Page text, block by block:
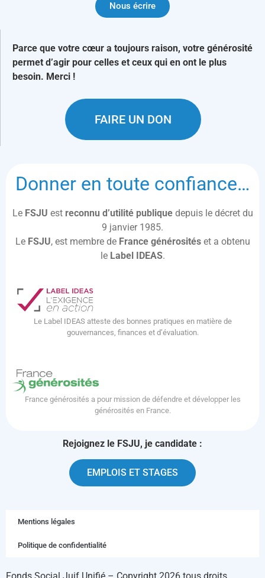
Nous écrire
Parce que votre cœur a toujours raison, votre générosité
permet d’agir pour celles et ceux qui en ont le plus
besoin. Merci !
FAIRE UN DON
Donner en toute confiance…
Le FSJU est reconnu d’utilité publique depuis le décret du
9 janvier 1985.
Le FSJU, est membre de France générositéset a obtenu
le Label IDEAS.
Le Label IDEAS atteste des bonnes pratiques en matière de
gouvernances, finances et d’évaluation.
France générosités a pour mission de défendre et développer les
générosités en France.
Rejoignez le FSJU, je candidate :
EMPLOIS ET STAGES
Mentions légales
Politique de confidentialité